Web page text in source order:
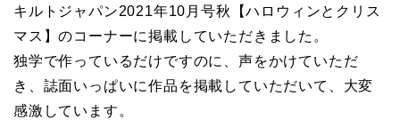
キルトジャパン2021年10月号秋【ハロウィンとクリス
マス】のコーナーに掲載していただきました。
独学で作っているだけですのに、声をかけていただ
き、誌面いっぱいに作品を掲載していただいて、大変
感激しています。